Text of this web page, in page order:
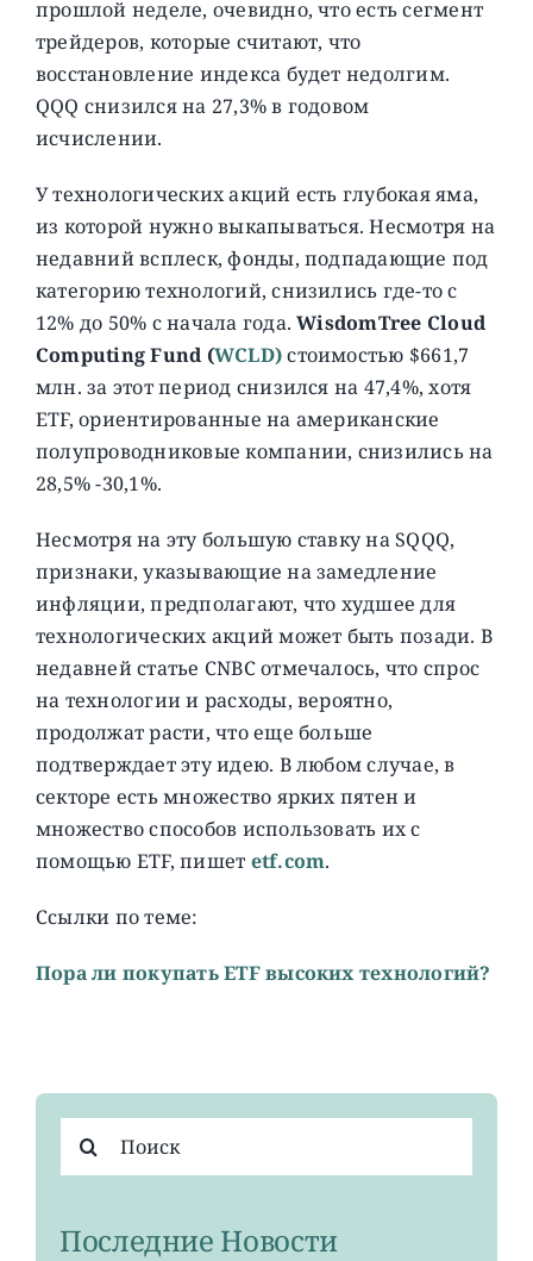
прошлой неделе, очевидно, что есть сегмент
трейдеров, которые считают, что
восстановление индекса будет недолгим.
QQQ снизился на 27,3% в годовом
исчислении.
У технологических акций есть глубокая яма,
из которой нужно выкапываться. Несмотря на
недавний всплеск, фонды, подпадающие под
категорию технологий, снизились где-то с
12% до 50% с начала года.WisdomTree Cloud
Computing Fund (WCLD)стоимостью $661,7
млн. за этот период снизился на 47,4%, хотя
ETF, ориентированные на американские
полупроводниковые компании, снизились на
28,5% -30,1%.
Несмотря на эту большую ставку на SQQQ,
признаки, указывающие на замедление
инфляции, предполагают, что худшее для
технологических акций может быть позади. В
недавней статье CNBC отмечалось, что спрос
на технологии и расходы, вероятно,
продолжат расти, что еще больше
подтверждает эту идею. В любом случае, в
секторе есть множество ярких пятен и
множество способов использовать их с
помощью ETF, пишет etf.com.
Ссылки по теме:
Пора ли покупать ETF высоких технологий?
поиска:
Последние Новости